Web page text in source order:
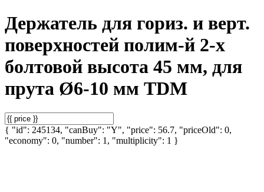
Держатель для гориз. и верт.
поверхностей полим-й 2-х
болтовой высота 45 мм, для
прута Ø6-10 мм TDM
{ "id": 245134, "canBuy": "Y", "price": 56.7, "priceOld": 0,
"economy": 0, "number": 1, "multiplicity": 1 }